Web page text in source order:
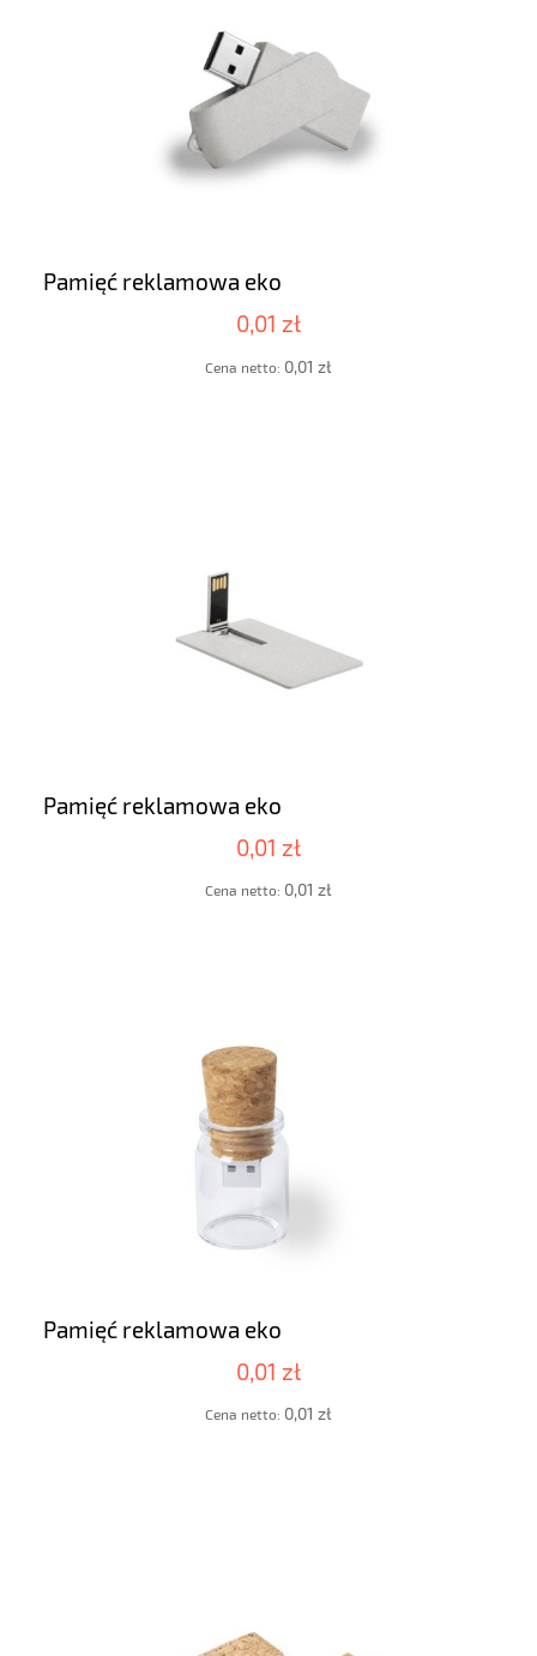
Pamięć reklamowa eko
0,01 zł
Cena netto: 0,01 zł
Pamięć reklamowa eko
0,01 zł
Cena netto: 0,01 zł
Pamięć reklamowa eko
0,01 zł
Cena netto: 0,01 zł